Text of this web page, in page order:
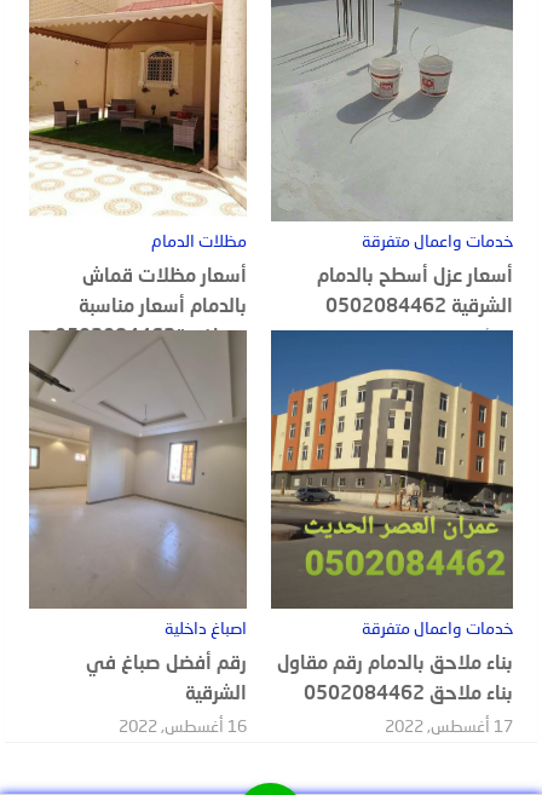
خدمات واعمال متفرقة
أسعار عزل أسطح بالدمام
الشرقية 0502084462
مظلات الدمام
أسعار مظلات قماش
بالدمام أسعار مناسبة
ومنافسة0502084462
خدمات واعمال متفرقة
بناء ملاحق بالدمام رقم مقاول
بناء ملاحق 0502084462
17 أغسطس, 2022
اصباغ داخلية
رقم أفضل صباغ في
الشرقية
16 أغسطس, 2022